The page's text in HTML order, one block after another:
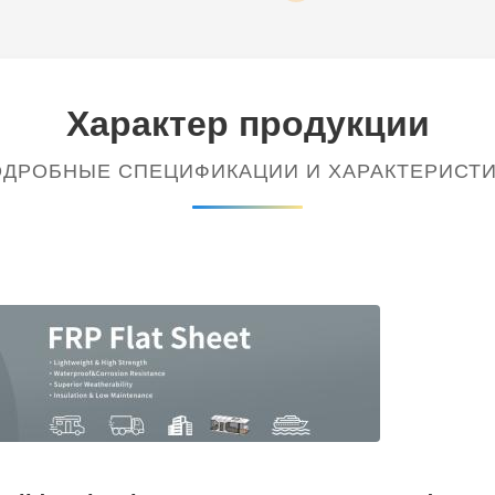
Характер продукции
СПЕЦИФИКАЦИИ И